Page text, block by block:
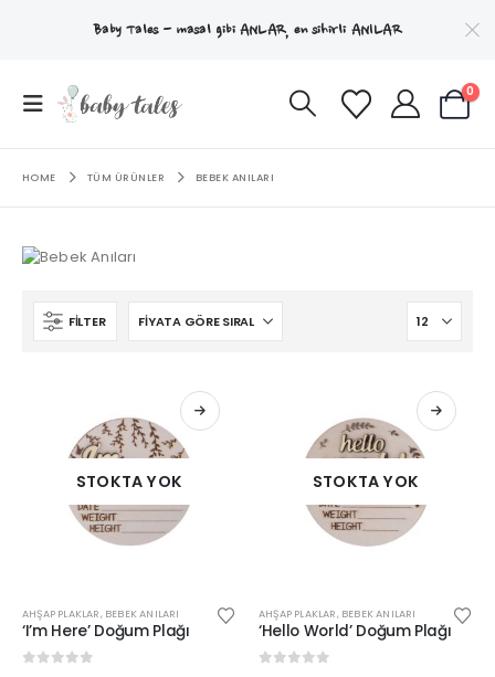
Baby Tales - masal gibiANLAR, en sihirli ANILAR
0
HOME TÜM ÜRÜNLER BEBEK ANILARI
FILTER
STOKTA YOK
AHŞAP PLAKLAR, BEBEK ANILARI
‘I’m Here’ Doğum Plağı
STOKTA YOK
AHŞAP PLAKLAR, BEBEK ANILARI
‘Hello World’ Doğum Plağı